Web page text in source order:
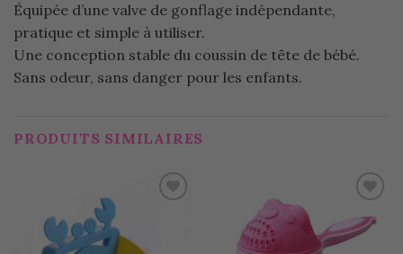
Équipée d’une valve de gonflage indépendante,
pratique et simple à utiliser.
Une conception stable du coussin de tête de bébé.
Sans odeur, sans danger pour les enfants.
PRODUITS SIMILAIRES
à la
wishlist